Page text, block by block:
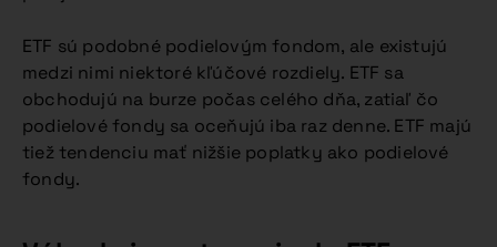
ETF sú podobné podielovým fondom, ale existujú
medzi nimi niektoré kľúčové rozdiely. ETF sa
obchodujú na burze počas celého dňa, zatiaľ čo
podielové fondy sa oceňujú iba raz denne. ETF majú
tiež tendenciu mať nižšie poplatky ako podielové
fondy.